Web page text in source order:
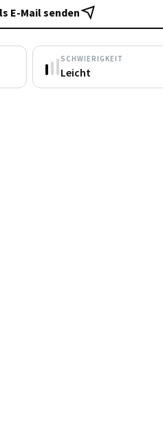
E-Mail senden
SCHWIERIGKEIT
Leicht